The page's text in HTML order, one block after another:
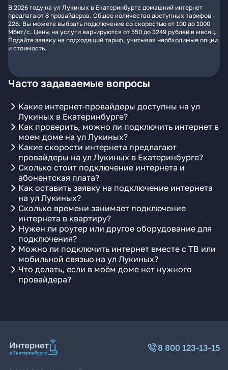
В 2026 году на ул Лукиных в Екатеринбурге домашний интернет
предлагают 8 провайдеров. Общее количество доступных тарифов -
226. Вы можете выбрать подключение со скоростью от 100 до 1000
Мбит/с. Цены на услуги варьируются от 550 до 3249 рублей в месяц.
Подайте заявку на подходящий тариф, учитывая необходимые опции
и стоимость.
Часто задаваемые вопросы
Какие интернет-провайдеры доступны на ул
Лукиных в Екатеринбурге?
Как проверить, можно ли подключить интернет в
моем доме на ул Лукиных?
Какие скорости интернета предлагают
провайдеры на ул Лукиных в Екатеринбурге?
Сколько стоит подключение интернета и
абонентская плата?
Как оставить заявку на подключение интернета
на ул Лукиных?
Сколько времени занимает подключение
интернета в квартиру?
Нужен ли роутер или другое оборудование для
подключения?
Можно ли подключить интернет вместе с ТВ или
мобильной связью на ул Лукиных?
Что делать, если в моём доме нет нужного
провайдера?
8 800 123-13-15